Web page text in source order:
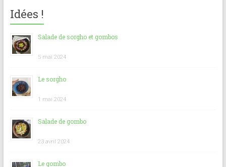
Idées !
Salade de sorgho et gombos
5 mai 2024
Le sorgho
1 mai 2024
Salade de gombo
23 avril 2024
Le gombo